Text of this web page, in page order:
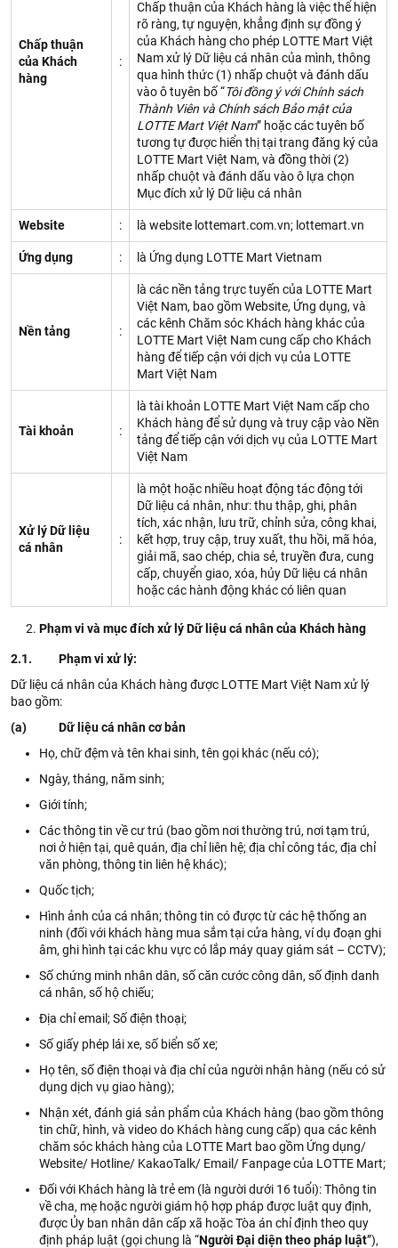
Chấp thuận
của Khách
hàng
:
Chấp thuận của Khách hàng là việc thể hiện
rõ ràng, tự nguyện, khẳng định sự đồng ý
của Khách hàng cho phép LOTTE Mart Việt
Nam xử lý Dữ liệu cá nhân của mình, thông
qua hình thức (1) nhấp chuột và đánh dấu
vào ô tuyên bố “Tôi đồng ý với Chính sách
Thành Viên và Chính sách Bảo mật của
LOTTE Mart Việt Nam” hoặc các tuyên bố
tương tự được hiển thị tại trang đăng ký của
LOTTE Mart Việt Nam, và đồng thời (2)
nhấp chuột và đánh dấu vào ô lựa chọn
Mục đích xử lý Dữ liệu cá nhân
Website : là website lottemart.com.vn; lottemart.vn
Ứng dụng : là Ứng dụng LOTTE Mart Vietnam
Nền tảng :
là các nền tảng trực tuyến của LOTTE Mart
Việt Nam, bao gồm Website, Ứng dụng, và
các kênh Chăm sóc Khách hàng khác của
LOTTE Mart Việt Nam cung cấp cho Khách
hàng để tiếp cận với dịch vụ của LOTTE
Mart Việt Nam
Tài khoản :
là tài khoản LOTTE Mart Việt Nam cấp cho
Khách hàng để sử dụng và truy cập vào Nền
tảng để tiếp cận với dịch vụ của LOTTE Mart
Việt Nam
Xử lý Dữ liệu
cá nhân
:
là một hoặc nhiều hoạt động tác động tới
Dữ liệu cá nhân, như: thu thập, ghi, phân
tích, xác nhận, lưu trữ, chỉnh sửa, công khai,
kết hợp, truy cập, truy xuất, thu hồi, mã hóa,
giải mã, sao chép, chia sẻ, truyền đưa, cung
cấp, chuyển giao, xóa, hủy Dữ liệu cá nhân
hoặc các hành động khác có liên quan
Phạm vi và mục đích xử lý Dữ liệu cá nhân của Khách hàng
2.1. Phạm vi xử lý:
Dữ liệu cá nhân của Khách hàng được LOTTE Mart Việt Nam xử lý
bao gồm:
(a) Dữ liệu cá nhân cơ bản
Họ, chữ đệm và tên khai sinh, tên gọi khác (nếu có);
Ngày, tháng, năm sinh;
Giới tính;
Các thông tin về cư trú (bao gồm nơi thường trú, nơi tạm trú,
nơi ở hiện tại, quê quán, địa chỉ liên hệ; địa chỉ công tác, địa chỉ
văn phòng, thông tin liên hệ khác);
Quốc tịch;
Hình ảnh của cá nhân; thông tin có được từ các hệ thống an
ninh (đối với khách hàng mua sắm tại cửa hàng, ví dụ đoạn ghi
âm, ghi hình tại các khu vực có lắp máy quay giám sát – CCTV);
Số chứng minh nhân dân, số căn cước công dân, số định danh
cá nhân, số hộ chiếu;
Địa chỉ email; Số điện thoại;
Số giấy phép lái xe, số biển số xe;
Họ tên, số điện thoại và địa chỉ của người nhận hàng (nếu có sử
dụng dịch vụ giao hàng);
Nhận xét, đánh giá sản phẩm của Khách hàng (bao gồm thông
tin chữ, hình, và video do Khách hàng cung cấp) qua các kênh
chăm sóc khách hàng của LOTTE Mart bao gồm Ứng dụng/
Website/ Hotline/ KakaoTalk/ Email/ Fanpage của LOTTE Mart;
Đối với Khách hàng là trẻ em (là người dưới 16 tuổi): Thông tin
về cha, mẹ hoặc người giám hộ hợp pháp được luật quy định,
được Ủy ban nhân dân cấp xã hoặc Tòa án chỉ định theo quy
định pháp luật (gọi chung là “Người Đại diện theo pháp luật”),